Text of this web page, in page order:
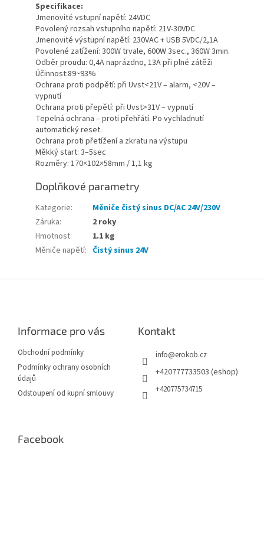
Specifikace:
Jmenovité vstupní napětí: 24VDC
Povolený rozsah vstupního napětí: 21V-30VDC
Jmenovité výstupní napětí: 230VAC + USB 5VDC/2,1A
Povolené zatížení: 300W trvale, 600W 3sec., 360W 3min.
Odběr proudu: 0,4A naprázdno, 13A při plné zátěži
Účinnost:89~93%
Ochrana proti podpětí: při Uvst<21V – alarm, <20V –
vypnutí
Ochrana proti přepětí: při Uvst>31V – vypnutí
Tepelná ochrana – proti přehřátí. Po vychladnutí
automatický reset.
Ochrana proti přetížení a zkratu na výstupu
Měkký start: 3–5sec
Rozměry: 170×102×58mm / 1,1 kg
Doplňkové parametry
Kategorie:
Měniče čistý sinus DC/AC 24V/230V
Záruka:
2 roky
Hmotnost:
1.1 kg
Měniče napětí: Čistý sinus 24V
Informace pro vás
Obchodní podmínky
Podmínky ochrany osobních
údajů
Odstoupení od kupní smlouvy
Kontakt
info@erokob.cz
+420777733503 (eshop)
+420775734715
Facebook